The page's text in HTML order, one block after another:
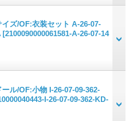
ズ/OF:衣装セット A-26-07-
[2100090000061581-A-26-07-14
ル/OF:小物 I-26-07-09-362-
I-26-07-09-362-KD-